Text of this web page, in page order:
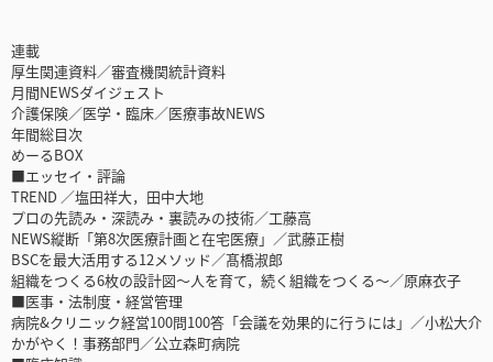
連載
厚生関連資料／審査機関統計資料
月間NEWSダイジェスト
介護保険／医学・臨床／医療事故NEWS
年間総目次
めーるBOX
■エッセイ・評論
TREND ／塩田祥大，田中大地
プロの先読み・深読み・裏読みの技術／工藤高
NEWS縦断「第8次医療計画と在宅医療」／武藤正樹
BSCを最大活用する12メソッド／髙橋淑郎
組織をつくる6枚の設計図～人を育て，続く組織をつくる～／原麻衣子
■医事・法制度・経営管理
病院&クリニック経営100問100答「会議を効果的に行うには」／小松大介
かがやく！事務部門／公立森町病院